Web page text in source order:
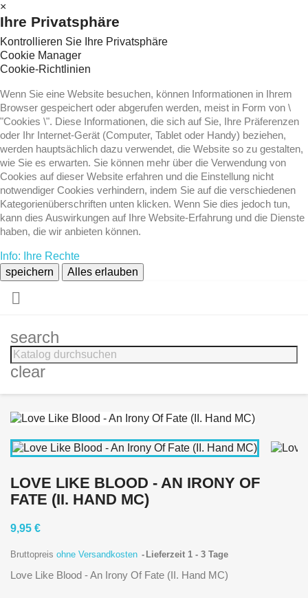
×
Ihre Privatsphäre
Kontrollieren Sie Ihre Privatsphäre
Cookie Manager
Cookie-Richtlinien
Wenn Sie eine Website besuchen, können Informationen in Ihrem
Browser gespeichert oder abgerufen werden, meist in Form von \
"Cookies \". Diese Informationen, die sich auf Sie, Ihre Präferenzen
oder Ihr Internet-Gerät (Computer, Tablet oder Handy) beziehen,
werden hauptsächlich dazu verwendet, die Website so zu gestalten,
wie Sie es erwarten. Sie können mehr über die Verwendung von
Cookies auf dieser Website erfahren und die Einstellung nicht
notwendiger Cookies verhindern, indem Sie auf die verschiedenen
Kategorienüberschriften unten klicken. Wenn Sie dies jedoch tun,
kann dies Auswirkungen auf Ihre Website-Erfahrung und die Dienste
haben, die wir anbieten können.
Info: Ihre Rechte
speichern
Alles erlauben

search
clear
LOVE LIKE BLOOD - AN IRONY OF
FATE (II. HAND MC)
9,95 €
Bruttopreis ohne Versandkosten Lieferzeit 1 - 3 Tage
Love Like Blood - An Irony Of Fate (II. Hand MC)